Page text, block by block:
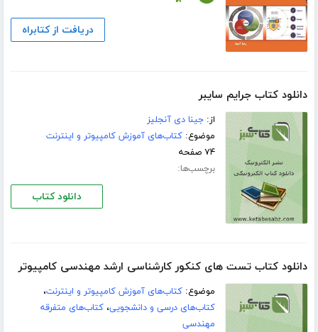
دریافت از کتابراه
دانلود کتاب جرایم سایبر
از:جینا دی آنجلیز
موضوع:کتاب‌های آموزش کامپیوتر و اینترنت
۷۴ صفحه
برچسب‌ها:
دانلود کتاب
دانلود کتاب تست های کنکور کارشناسی ارشد مهندسی کامپیوتر
موضوع:کتاب‌های آموزش کامپیوتر و اینترنت،
کتاب‌های درسی و دانشجویی،کتاب‌های متفرقه
مهندسی